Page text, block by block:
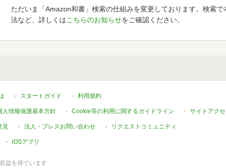
ただいま「Amazon和書」検索の仕組みを変更しております。検索
法など、詳しくはこちらのお知らせをご確認ください。
スタートガイド 利用規約
人情報保護基本方針 Cookie等の利用に関するガイドライン サイトアク
見 法人・プレスお問い合わせ リクエストコミュニティ
iOSアプリ
益を得ています